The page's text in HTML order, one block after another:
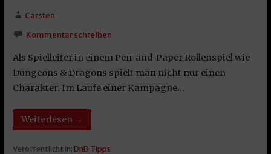
Carsten
Kommentar schreiben
Als Spielleiter in einem Pen-and-Paper Rollenspiel wie
Dungeons & Dragons spielt man nicht nur einen
Charakter. Im Laufe einer Kampagne…
Weiterlesen →
Veröffentlicht in: DnD Tipps